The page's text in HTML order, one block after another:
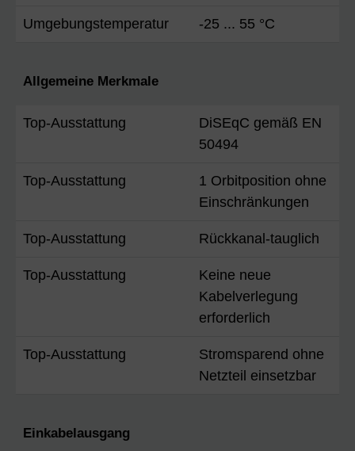
Umgebungstemperatur -25 ... 55 °C
Allgemeine Merkmale
Top-Ausstattung
DiSEqC gemäß EN
50494
Top-Ausstattung
1 Orbitposition ohne
Einschränkungen
Top-Ausstattung Rückkanal-tauglich
Top-Ausstattung
Keine neue
Kabelverlegung
erforderlich
Top-Ausstattung
Stromsparend ohne
Netzteil einsetzbar
Einkabelausgang